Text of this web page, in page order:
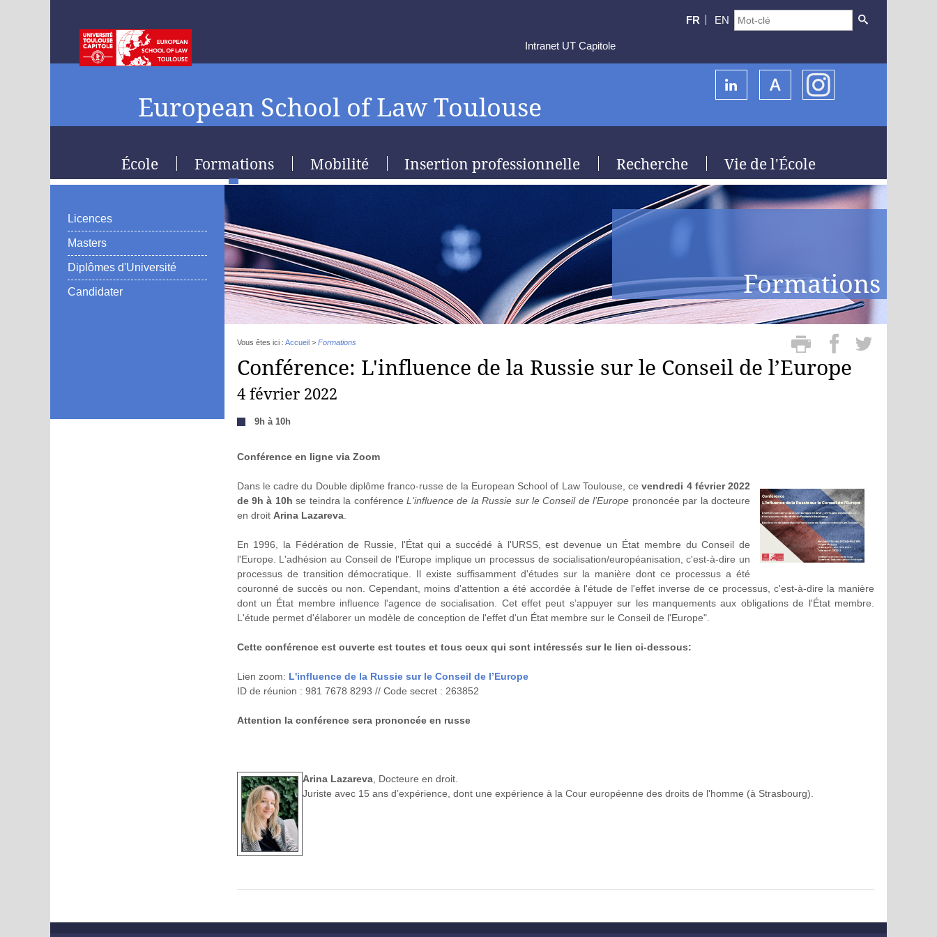
FR EN
European School of Law Toulouse
École Formations Mobilité Insertion professionnelle Recherche Vie de l'École
Formations
Licences
Masters
Diplômes d'Université
Candidater
Vous êtes ici : Accueil> Formations
Conférence: L'influence de la Russie sur le Conseil de l’Europe
4 février 2022
9h à 10h
Conférence en ligne via Zoom
Dans le cadre du Double diplôme franco-russe de la European School of Law Toulouse, cevendredi 4 février 2022
de 9h à 10h se teindra la conférence L'influence de la Russie sur le Conseil de l’Europe prononcée par la docteure
en droit Arina Lazareva.
En 1996, la Fédération de Russie, l'État qui a succédé à l'URSS, est devenue un État membre du Conseil de
l'Europe. L'adhésion au Conseil de l'Europe implique un processus de socialisation/européanisation, c'est-à-dire un
processus de transition démocratique. Il existe suffisamment d'études sur la manière dont ce processus a été
couronné de succès ou non. Cependant, moins d'attention a été accordée à l'étude de l'effet inverse de ce processus, c'est-à-dire la manière
dont un État membre influence l'agence de socialisation. Cet effet peut s’appuyer sur les manquements aux obligations de l'État membre.
L'étude permet d'élaborer un modèle de conception de l'effet d'un État membre sur le Conseil de l'Europe".
Cette conférence est ouverte est toutes et tous ceux qui sont intéressés sur le lien ci-dessous:
Lien zoom: L'influence de la Russie sur le Conseil de l’Europe
ID de réunion : 981 7678 8293 // Code secret : 263852
Attention la conférence sera prononcée en russe
Arina Lazareva, Docteure en droit.
Juriste avec 15 ans d’expérience, dont une expérience à la Cour européenne des droits de l'homme (à Strasbourg).
Intranet UT Capitole